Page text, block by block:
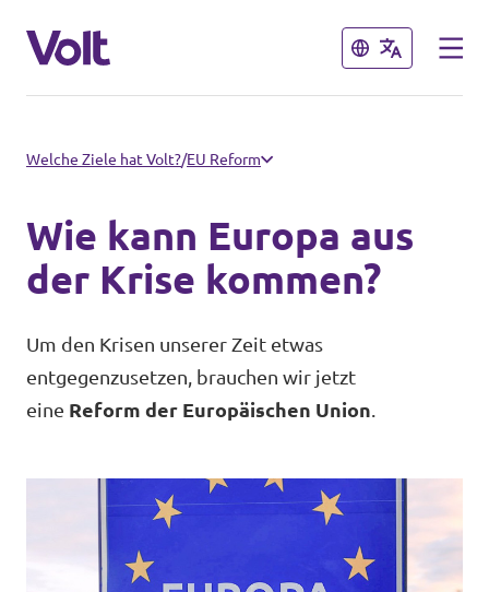
Schließen
Volt in Bayern
Website
Lokale Teams
Volt in Deutschland
Website
Volt Deutschland Merchandise Shop
Schließen
Programm
Menschen
Unsere Events
Welche Ziele hat Volt?/EU Reform
Wie kann Europa aus
der Krise kommen?
Um den Krisen unserer Zeit etwas
entgegenzusetzen, brauchen wir jetzt
eine Reform der Europäischen Union.